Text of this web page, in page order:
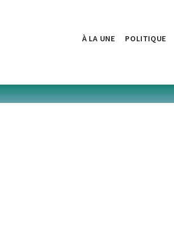
À LA UNE POLITIQUE